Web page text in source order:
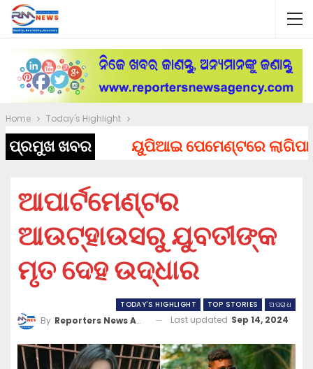
Home Today's Highlight
ପ୍ରମୁଖ ଖବର ୟୁପିଆଇ ପେମେଣ୍ଟରେ ଲାଗିପାରେ
ଆପାର୍ଟମେଣ୍ଟର
ଆଉଟ୍‌ହାଉସରୁ ଯୁବତୀଙ୍କ
ମୃତ ଦେହ ଉଦ୍ଧାର
TODAY'S HIGHLIGHT TOP STORIES ଅପରାଧ
By Reporters News Agency Last updated Sep 14, 2024